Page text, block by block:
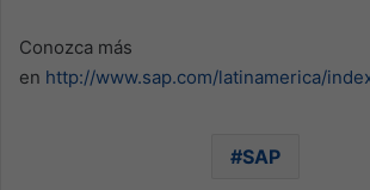
Conozca más
en http://www.sap.com/latinamerica/
SAP